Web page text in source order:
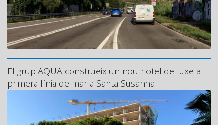
El grup AQUA construeix un nou hotel de luxe a
primera línia de mar a Santa Susanna